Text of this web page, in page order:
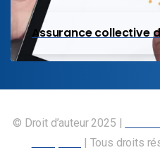
Assurance collective
© Droit d’auteur 2025 |
| Tous droits